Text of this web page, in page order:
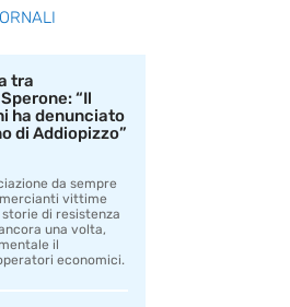
tra
“Il
ha denunciato
di Addiopizzo”
da sempre
vittime
storie di resistenza
una volta,
il
economici.